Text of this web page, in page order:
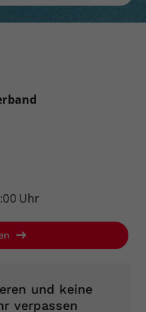
Uhr
und keine
verpassen